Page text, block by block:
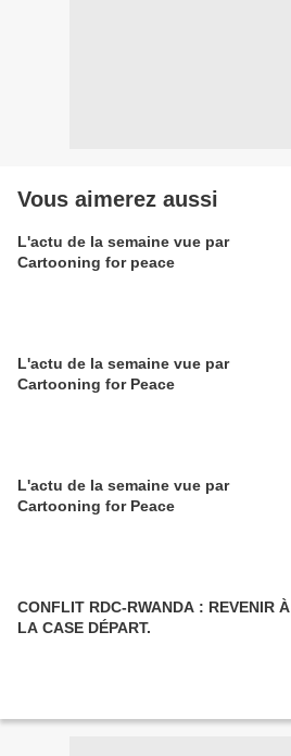
Vous aimerez aussi
L'actu de la semaine vue par
Cartooning for peace
L'actu de la semaine vue par
Cartooning for Peace
L'actu de la semaine vue par
Cartooning for Peace
CONFLIT RDC-RWANDA : REVENIR À
LA CASE DÉPART.